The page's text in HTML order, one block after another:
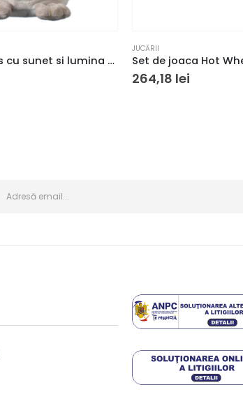
Jucarie de plus cu sunet si lumina The Gro Company, Reincarcabil, Forma de bufnita, Multicolor
JUCĂRII
264,18 lei